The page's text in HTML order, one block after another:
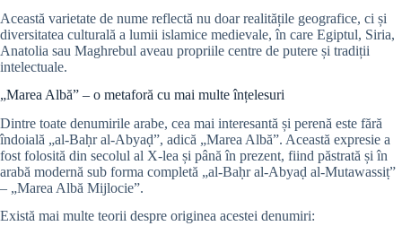
Această varietate de nume reflectă nu doar realitățile geografice, ci și
diversitatea culturală a lumii islamice medievale, în care Egiptul, Siria,
Anatolia sau Maghrebul aveau propriile centre de putere și tradiții
intelectuale.
„Marea Albă” – o metaforă cu mai multe înțelesuri
Dintre toate denumirile arabe, cea mai interesantă și perenă este fără
îndoială „al-Baḥr al-Abyaḍ”, adică „Marea Albă”. Această expresie a
fost folosită din secolul al X-lea și până în prezent, fiind păstrată și în
arabă modernă sub forma completă „al-Baḥr al-Abyaḍ al-Mutawassiṭ”
– „Marea Albă Mijlocie”.
Există mai multe teorii despre originea acestei denumiri: